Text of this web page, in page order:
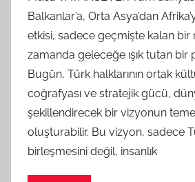
Balkanlar’a, Orta Asya’dan
etkisi, sadece geçmişte kalan bir
zamanda geleceğe ışık tutan bir
Bugün, Türk halklarının ortak
coğrafyası ve stratejik gücü,
şekillendirecek bir vizyonun temel
oluşturabilir. Bu vizyon, sadece
birleşmesini değil, insanlık